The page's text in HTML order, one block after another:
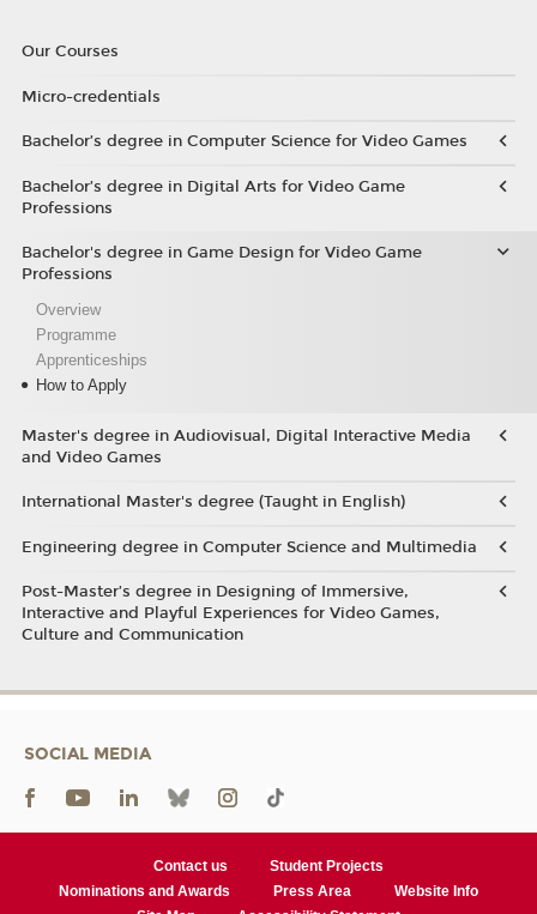
Our Courses
Micro-credentials
Bachelor’s degree in Computer Science for Video Games
Bachelor’s degree in Digital Arts for Video Game
Professions
Bachelor's degree in Game Design for Video Game
Professions
Overview
Programme
Apprenticeships
How to Apply
Master's degree in Audiovisual, Digital Interactive Media
and Video Games
International Master's degree (Taught in English)
Engineering degree in Computer Science and Multimedia
Post-Master’s degree in Designing of Immersive,
Interactive and Playful Experiences for Video Games,
Culture and Communication
SOCIAL MEDIA
Contact us
Student Projects
Nominations and Awards
Press Area
Website Info